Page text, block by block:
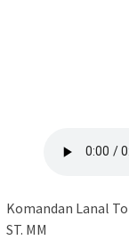
Komandan Lanal
ST. MM